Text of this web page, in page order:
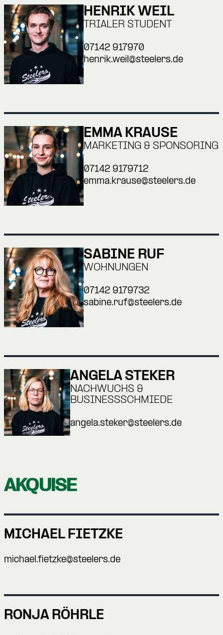
HENRIK WEIL
TRIALER STUDENT
07142 917970
henrik.weil@steelers.de
EMMA KRAUSE
MARKETING & SPONSORING
07142 9179712
emma.krause@steelers.de
SABINE RUF
WOHNUNGEN
07142 9179732
sabine.ruf@steelers.de
ANGELA STEKER
NACHWUCHS &
BUSINESSSCHMIEDE
angela.steker@steelers.de
AKQUISE
MICHAEL FIETZKE
michael.fietzke@steelers.de
RONJA RÖHRLE